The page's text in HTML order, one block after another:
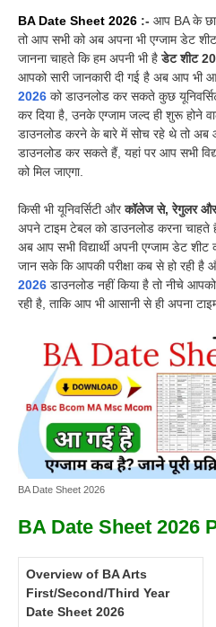
BA Date Sheet 2026 :- आप BA के
तो आप सभी को अब अपना भी एग्जाम डेट
जानना चाहते कि हम अपनी भी हैडेट शीट
आपको सारी जानकारी दी गई है अब आप भी
2026 को डाउनलोड कर सकते कुछ
कर दिया है, उनके एग्जाम जल्द ही शुरू होने
डाउनलोड करने के बारे में सोच रहे थे तो
डाउनलोड कर सकते हैं, यहां पर आप सभी
को मिल जाएगा.
किसी भी यूनिवर्सिटी औरकॉलेज से, रेगुलर
अपने टाइम टेबल को डाउनलोड करना चाहते
अब आप सभी विद्यार्थी अपनी एग्जाम डेट
जान सके कि आपकी परीक्षा कब से हो रही है
2026 डाउनलोड नहीं किया है तो नीचे
रही है, ताकि आप भी आसानी से ही अपना
BA Date Sheet 2026
BA Date Sheet 2026
Overview of BA Arts
First/Second/Third Year
Date Sheet 2026